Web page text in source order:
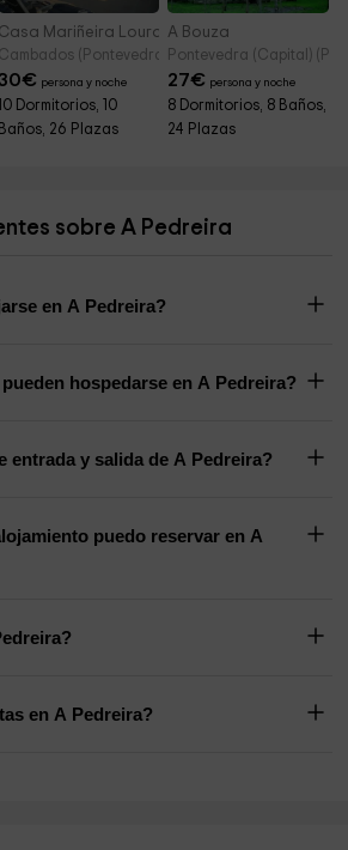
Casa Mariñeira Lourdes
Cambados (Pontevedra)
€ persona y noche
10 Dormitorios, 10
Baños, 26 Plazas
A Bouza
Pontevedra (Capital)
27€ persona y noche
8 Dormitorios, 8 Baños,
24 Plazas
sobre A Pedreira
en A Pedreira?
hospedarse en A Pedreira?
Cuál es el horario de entrada y salida de A Pedreira?
puedo reservar en A
en A Pedreira?